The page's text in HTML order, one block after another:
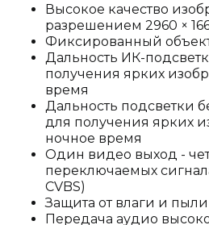
Высокое качество
разрешением 2960 ×
Фиксированный
Дальность ИК-
получения ярких
время
Дальность подсветки
для получения ярких
ночное время
Один видео выход -
переключаемых
CVBS)
Защита от влаги и пыли
Передача аудио